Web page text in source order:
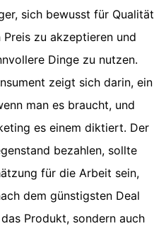
sich bewusst für Qualität
zu akzeptieren und
Dinge zu nutzen.
zeigt sich darin, ein
man es braucht, und
es einem diktiert. Der
bezahlen, sollte
für die Arbeit sein,
dem günstigsten Deal
Produkt, sondern auch